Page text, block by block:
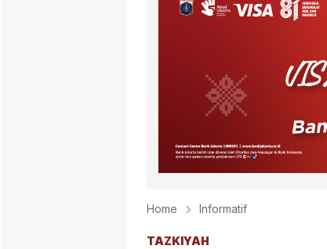
Home Informatif
TAZKIYAH